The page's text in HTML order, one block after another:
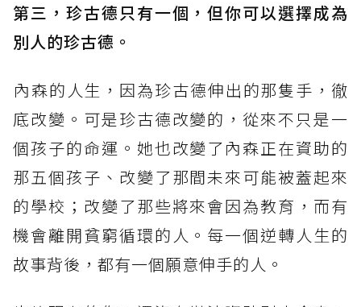
第三，珍古德只有一個，但你可以選擇成為
別人的珍古德。
​內森的人生，因為珍古德伸出的那隻手，徹
底改變。可是珍古德改變的，從來不只是一
個孩子的命運。她也改變了內森正在資助的
那五個孩子、改變了那間未來可能被蓋起來
的學校；改變了那些將來會因為教育，而有
機會離開貧窮循環的人。每一個逆轉人生的
故事背後，都有一個願意伸手的人。